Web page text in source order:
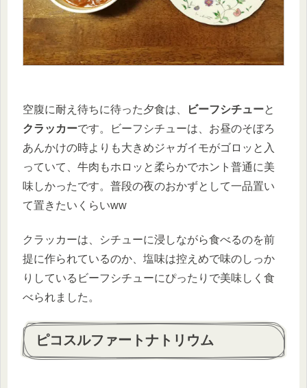
空腹に耐え待ちに待った夕食は、 ビーフシチューと
クラッカーです。ビーフシチューは、お昼のそぼろ
あんかけの時よりも大きめジャガイモがゴロッと入
っていて、牛肉もホロッと柔らかでホント普通に美
味しかったです。普段の夜のおかずとして一品置い
て置きたいくらいww
クラッカーは、シチューに浸しながら食べるのを前
提に作られているのか、塩味は控えめで味のしっか
りしているビーフシチューにぴったりで美味しく食
べられました。
ピコスルファートナトリウム